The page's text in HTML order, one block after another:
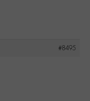
#8495